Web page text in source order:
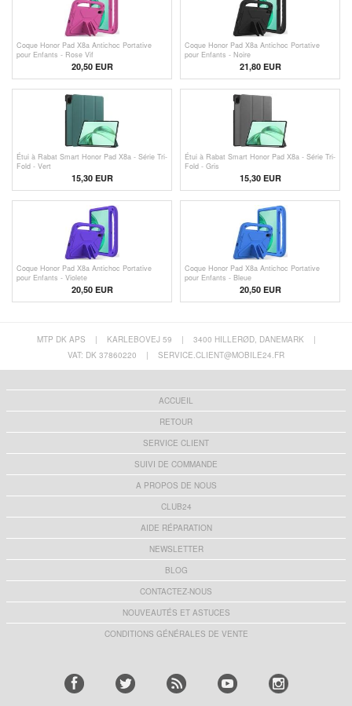
Coque Honor Pad X8a Antichoc Portative
pour Enfants - Rose Vif
20,50 EUR
Coque Honor Pad X8a Antichoc Portative
pour Enfants - Noire
21,80 EUR
Étui à Rabat Smart Honor Pad X8a - Série Tri-
Fold - Vert
15,30 EUR
Étui à Rabat Smart Honor Pad X8a - Série Tri-
Fold - Gris
15,30 EUR
Coque Honor Pad X8a Antichoc Portative
pour Enfants - Violete
20,50 EUR
Coque Honor Pad X8a Antichoc Portative
pour Enfants - Bleue
20,50 EUR
MTP DK APS | KARLEBOVEJ 59 | 3400 HILLERØD, DANEMARK
|
VAT: DK 37860220
| SERVICE.CLIENT@MOBILE24.FR
ACCUEIL
RETOUR
SERVICE CLIENT
SUIVI DE COMMANDE
A PROPOS DE NOUS
CLUB24
AIDE RÉPARATION
NEWSLETTER
BLOG
CONTACTEZ-NOUS
NOUVEAUTÉS ET ASTUCES
CONDITIONS GÉNÉRALES DE VENTE